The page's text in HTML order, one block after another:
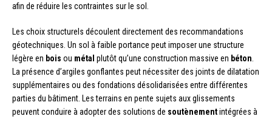
afin de réduire les contraintes sur le sol.
Les choix structurels découlent directement des recommandations
géotechniques. Un sol à faible portance peut imposer une structure
légère en bois ou métal plutôt qu’une construction massive en béton
La présence d’argiles gonflantes peut nécessiter des joints de dilatation
supplémentaires ou des fondations désolidarisées entre différentes
parties du bâtiment. Les terrains en pente sujets aux glissements
peuvent conduire à adopter des solutions de soutènementintégrées à